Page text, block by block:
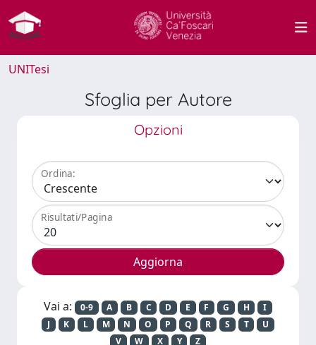
UNITesi
Sfoglia per Autore
Opzioni
Ordina:
Risultati/Pagina
Vai a: 0-9 A B C D E F G H
I
J
K L M N O P Q R S T
U
V
W X Y Z